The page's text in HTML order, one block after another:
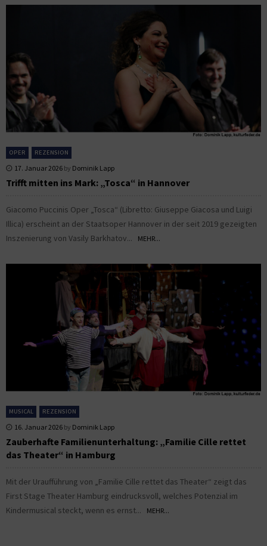
OPER REZENSION
17. Januar 2026 by Dominik Lapp
Trifft mitten ins Mark: „Tosca“ in Hannover
Giacomo Puccinis Oper „Tosca“ (Libretto: Giuseppe Giacosa und Luigi
Illica) erscheint an der Staatsoper Hannover in der seit 2019 gezeigten
Inszenierung von Vasily Barkhatov...
MEHR...
MUSICAL REZENSION
16. Januar 2026 by Dominik Lapp
Zauberhafte Familienunterhaltung: „Familie Cille rettet
das Theater“ in Hamburg
Mit der Uraufführung von „Familie Cille rettet das Theater“ zeigt das
First Stage Theater Hamburg eindrucksvoll, welches Potenzial im
Kindermusical steckt, wenn es ernst...
MEHR...